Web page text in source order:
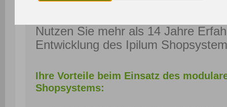
Nutzen Sie mehr als 14 Jahre
Entwicklung des Ipilum
Ihre Vorteile beim Einsatz des
Shopsystems: